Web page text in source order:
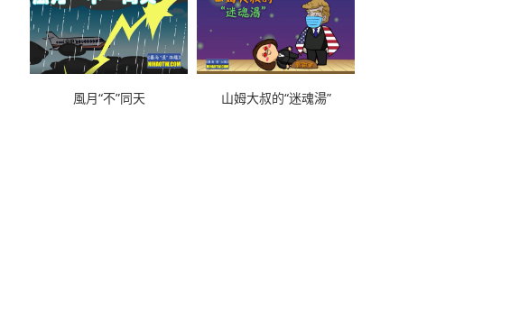
風月“不”同天 山姆大叔的“迷魂湯”